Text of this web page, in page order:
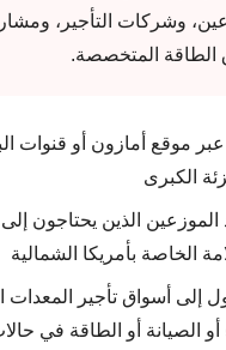
وشركات التأجير،
الطاقة المتخصصة.
عبر موقع أمازون أو قنوات
الكبرى
الموزعين الذين يحتاجون إلى
الخاصة بأمريكا الشمالية
إلى أسواق تأجير المعدات
أو الصيانة أو الطاقة في